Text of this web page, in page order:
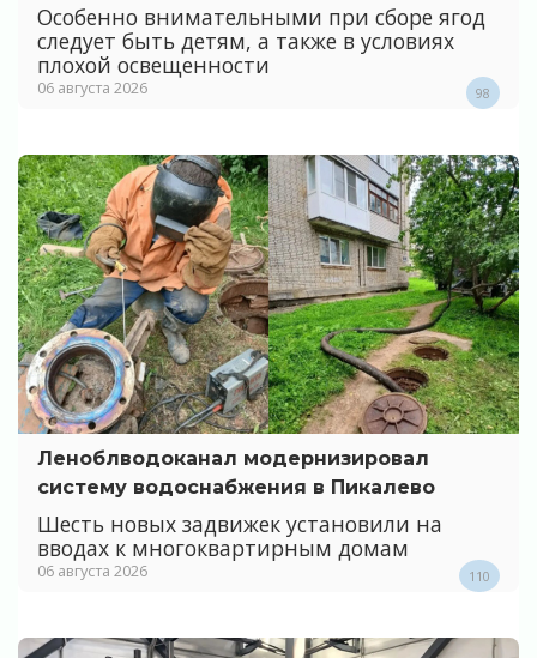
Особенно внимательными при сборе ягод
следует быть детям, а также в условиях
плохой освещенности
06 августа 2026 98
Леноблводоканал модернизировал
систему водоснабжения в Пикалево
Шесть новых задвижек установили на
вводах к многоквартирным домам
06 августа 2026 110